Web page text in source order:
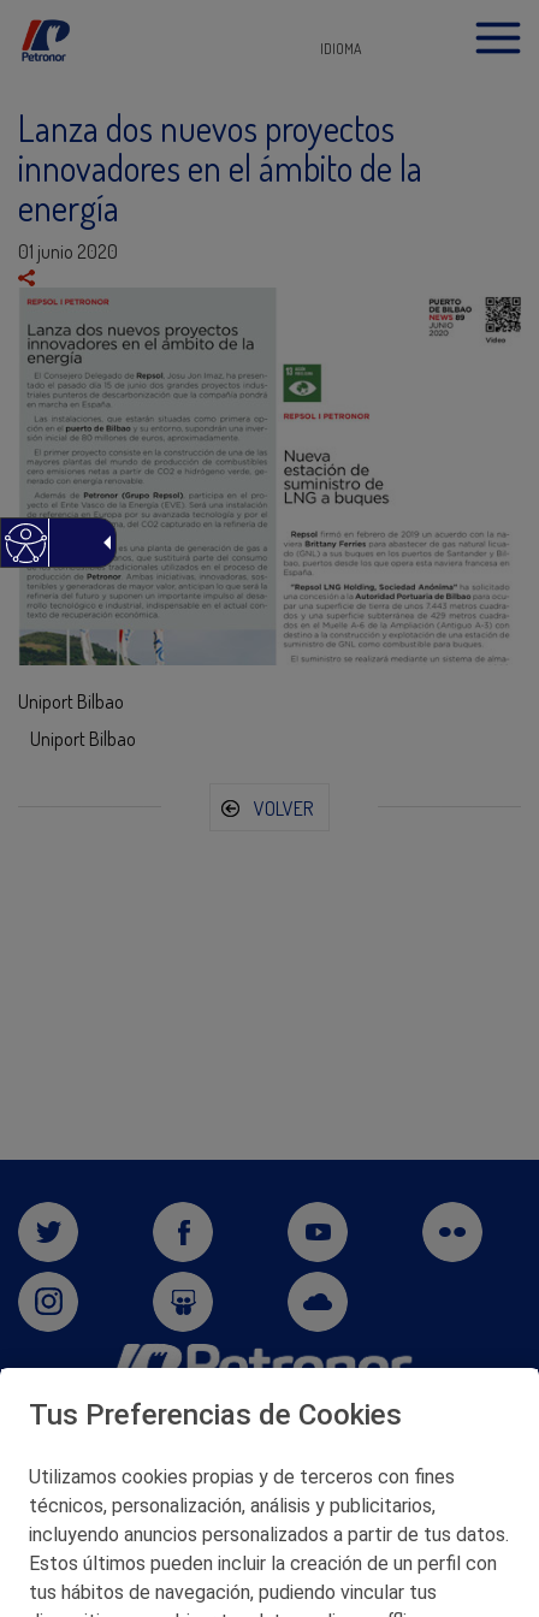
IDIOMA
Lanza dos nuevos proyectos
innovadores en el ámbito de la
energía
01 junio 2020
Uniport Bilbao
Uniport Bilbao
VOLVER
San Martín 5-Edificio Muñatones,
© 2026 Petronor S.A.
Tus Preferencias de Cookies
Utilizamos cookies propias y de terceros con fines
técnicos, personalización, análisis y publicitarios,
incluyendo anuncios personalizados a partir de tus datos.
Estos últimos pueden incluir la creación de un perfil con
tus hábitos de navegación, pudiendo vincular tus